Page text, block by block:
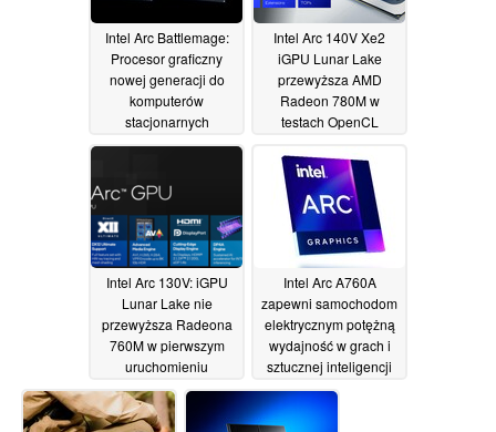
Intel Arc Battlemage:
Procesor graficzny
nowej generacji do
komputerów
stacjonarnych
debiutuje w
pamięci VRAM.
Intel Arc 140V Xe2
iGPU Lunar Lake
przewyższa AMD
Radeon 780M w
testach OpenCL
Intel Arc 130V: iGPU
Lunar Lake nie
przewyższa Radeona
760M w pierwszym
uruchomieniu
Geekbench
26/08/2024
Intel Arc A760A
zapewni samochodom
elektrycznym potężną
wydajność w grach i
sztucznej inteligencji
10/08/2024